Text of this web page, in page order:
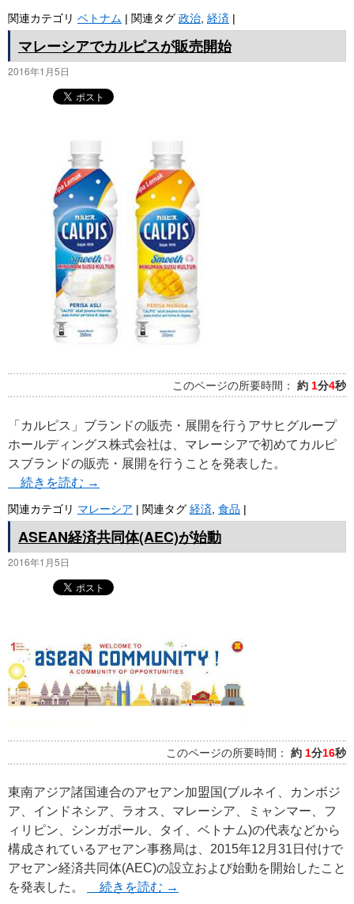
関連カテゴリ ベトナム | 関連タグ 政治, 経済 |
マレーシアでカルピスが販売開始
2016年1月5日
このページの所要時間： 約 1分4秒
「カルピス」ブランドの販売・展開を行うアサヒグループ
ホールディングス株式会社は、マレーシアで初めてカルピ
スブランドの販売・展開を行うことを発表した。
続きを読む →
関連カテゴリ マレーシア | 関連タグ 経済 食品 |
ASEAN経済共同体(AEC)が始動
2016年1月5日
このページの所要時間： 約 1分16秒
東南アジア諸国連合のアセアン加盟国(ブルネイ、カンボジ
ア、インドネシア、ラオス、マレーシア、ミャンマー、フ
ィリピン、シンガポール、タイ、ベトナム)の代表などから
構成されているアセアン事務局は、2015年12月31日付けで
アセアン経済共同体(AEC)の設立および始動を開始したこと
を発表した。
続きを読む →